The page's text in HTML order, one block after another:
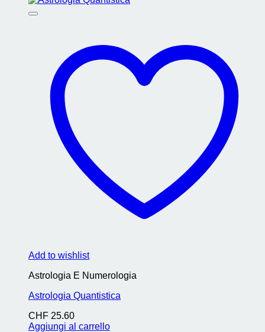
Add to wishlist
Astrologia E Numerologia
Astrologia Quantistica
CHF 25.60
Aggiungi al carrello